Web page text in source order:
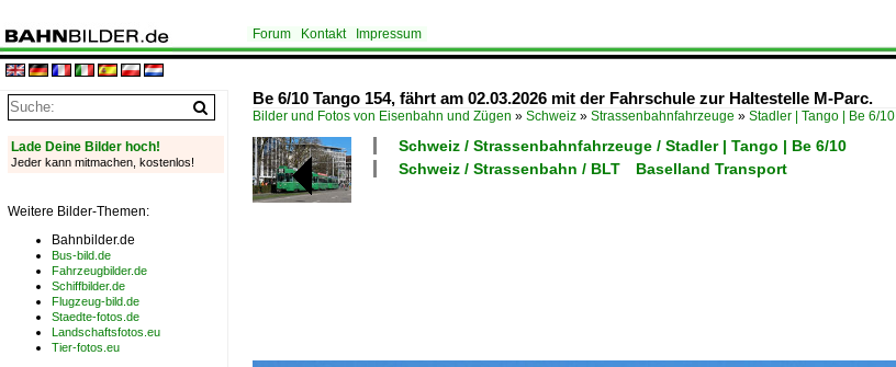
Forum Kontakt Impressum
Be 6/10 Tango 154, fährt am 02.03.2026 mit der Fahrschule zur Haltestelle M-Parc.
Bilder und Fotos von Eisenbahn und Zügen » Schweiz » Strassenbahnfahrzeuge » Stadler | Tango | Be 6/10
Schweiz / Strassenbahnfahrzeuge / Stadler | Tango | Be 6/10
Schweiz / Strassenbahn / BLT Baselland Transport
Lade Deine Bilder hoch!
Jeder kann mitmachen, kostenlos!
Weitere Bilder-Themen:
Bahnbilder.de
Bus-bild.de
Fahrzeugbilder.de
Schiffbilder.de
Flugzeug-bild.de
Staedte-fotos.de
Landschaftsfotos.eu
Tier-fotos.eu